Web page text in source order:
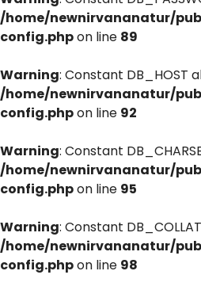
/home/newnirvananatur/
config.phpon line 89
Warning: Constant DB_HOST
/home/newnirvananatur/
config.phpon line 92
Warning: Constant
/home/newnirvananatur/
config.phpon line 95
Warning: Constant
/home/newnirvananatur/
config.phpon line 98